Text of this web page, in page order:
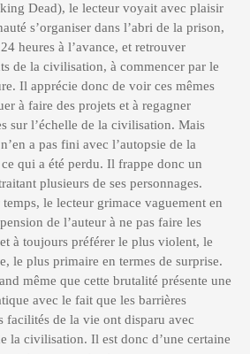
Dead), le lecteur voyait avec plaisir
s’organiser dans l’abri de la prison,
heures à l’avance, et retrouver
de la civilisation, à commencer par le
Il apprécie donc de voir ces mêmes
à faire des projets et à regagner
sur l’échelle de la civilisation. Mais
a pas fini avec l’autopsie de la
qui a été perdu. Il frappe donc un
plusieurs de ses personnages.
le lecteur grimace vaguement en
de l’auteur à ne pas faire les
à toujours préférer le plus violent, le
le plus primaire en termes de surprise.
même que cette brutalité présente une
avec le fait que les barrières
facilités de la vie ont disparu avec
la civilisation. Il est donc d’une certaine